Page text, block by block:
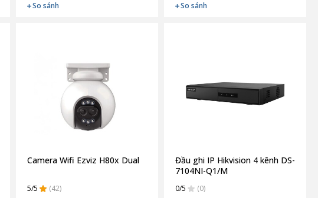
So sánh So sánh
Camera Wifi Ezviz H80x Dual
5/5 (42)
Đầu ghi IP Hikvision 4 kênh DS-
7104NI-Q1/M
0/5 (0)